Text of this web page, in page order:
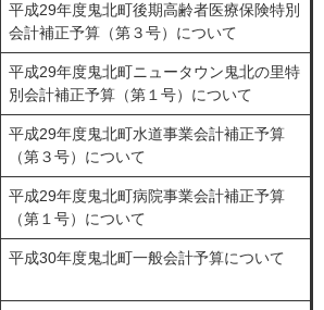
平成29年度鬼北町後期高齢者医療保険特別
会計補正予算（第３号）について
平成29年度鬼北町ニュータウン鬼北の里特
別会計補正予算（第１号）について
平成29年度鬼北町水道事業会計補正予算
（第３号）について
平成29年度鬼北町病院事業会計補正予算
（第１号）について
平成30年度鬼北町一般会計予算について